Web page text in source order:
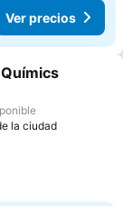
Ver precios
2
la ciudad